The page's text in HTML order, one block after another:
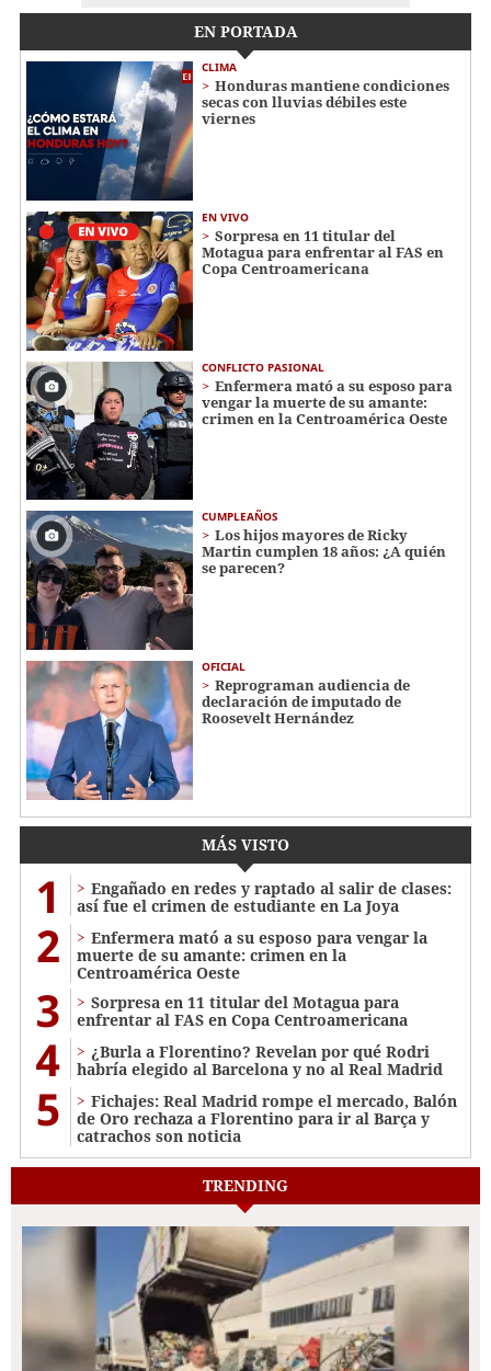
EN PORTADA
CLIMA
Honduras mantiene condiciones
secas con lluvias débiles este
viernes
EN VIVO
Sorpresa en 11 titular del
Motagua para enfrentar al FAS en
Copa Centroamericana
CONFLICTO PASIONAL
Enfermera mató a su esposo para
vengar la muerte de su amante:
crimen en la Centroamérica Oeste
CUMPLEAÑOS
Los hijos mayores de Ricky
Martin cumplen 18 años: ¿A quién
se parecen?
OFICIAL
Reprograman audiencia de
declaración de imputado de
Roosevelt Hernández
MÁS VISTO
1
Engañado en redes y raptado al salir de clases:
así fue el crimen de estudiante en La Joya
2
Enfermera mató a su esposo para vengar la
muerte de su amante: crimen en la
Centroamérica Oeste
3
Sorpresa en 11 titular del Motagua para
enfrentar al FAS en Copa Centroamericana
4
¿Burla a Florentino? Revelan por qué Rodri
habría elegido al Barcelona y no al Real Madrid
5
Fichajes: Real Madrid rompe el mercado, Balón
de Oro rechaza a Florentino para ir al Barça y
catrachos son noticia
TRENDING